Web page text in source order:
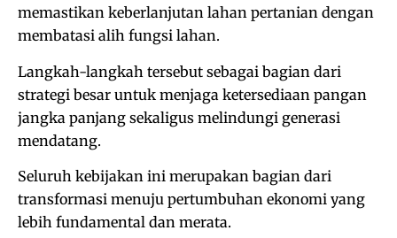
memastikan keberlanjutan lahan pertanian dengan
membatasi alih fungsi lahan.
Langkah-langkah tersebut sebagai bagian dari
strategi besar untuk menjaga ketersediaan pangan
jangka panjang sekaligus melindungi generasi
mendatang.
Seluruh kebijakan ini merupakan bagian dari
transformasi menuju pertumbuhan ekonomi yang
lebih fundamental dan merata.